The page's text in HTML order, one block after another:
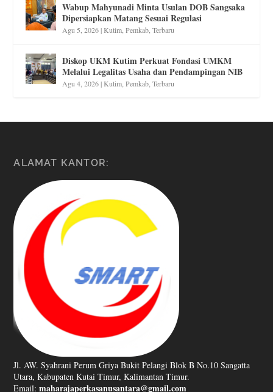
Wabup Mahyunadi Minta Usulan DOB Sangsaka
Dipersiapkan Matang Sesuai Regulasi
Agu 5, 2026|Kutim,Pemkab,Terbaru
Diskop UKM Kutim Perkuat Fondasi UMKM
Melalui Legalitas Usaha dan Pendampingan NIB
Agu 4, 2026|Kutim,Pemkab,Terbaru
ALAMAT KANTOR:
Jl. AW. Syahrani Perum Griya Bukit Pelangi Blok B No.10 Sangatta
Utara, Kabupaten Kutai Timur, Kalimantan Timur.
Email:maharajaperkasanusantara@gmail.com